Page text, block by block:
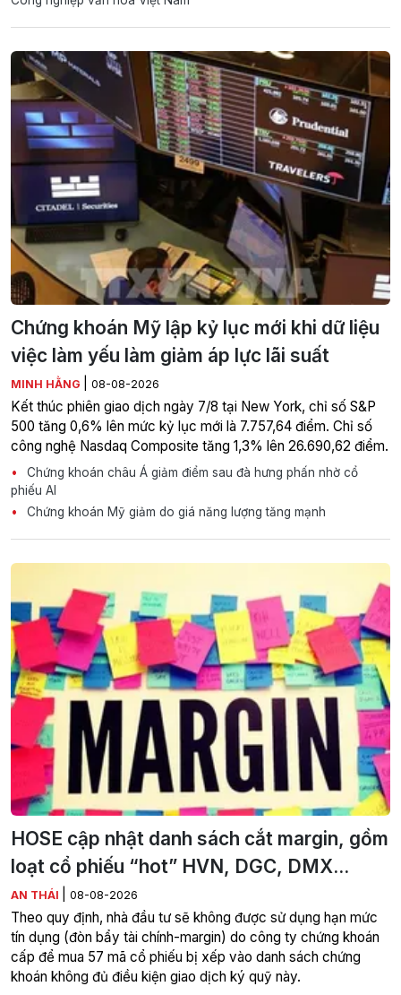
Chứng khoán Mỹ lập kỷ lục mới khi dữ liệu
việc làm yếu làm giảm áp lực lãi suất
MINH HẰNG 08-08-2026
Kết thúc phiên giao dịch ngày 7/8 tại New York, chỉ số S&P
500 tăng 0,6% lên mức kỷ lục mới là 7.757,64 điểm. Chỉ số
công nghệ Nasdaq Composite tăng 1,3% lên 26.690,62 điểm.
Chứng khoán châu Á giảm điểm sau đà hưng phấn nhờ cổ
phiếu AI
Chứng khoán Mỹ giảm do giá năng lượng tăng mạnh
HOSE cập nhật danh sách cắt margin, gồm
loạt cổ phiếu “hot” HVN, DGC, DMX...
AN THÁI 08-08-2026
Theo quy định, nhà đầu tư sẽ không được sử dụng hạn mức
tín dụng (đòn bẩy tài chính-margin) do công ty chứng khoán
cấp để mua 57 mã cổ phiếu bị xếp vào danh sách chứng
khoán không đủ điều kiện giao dịch ký quỹ này.